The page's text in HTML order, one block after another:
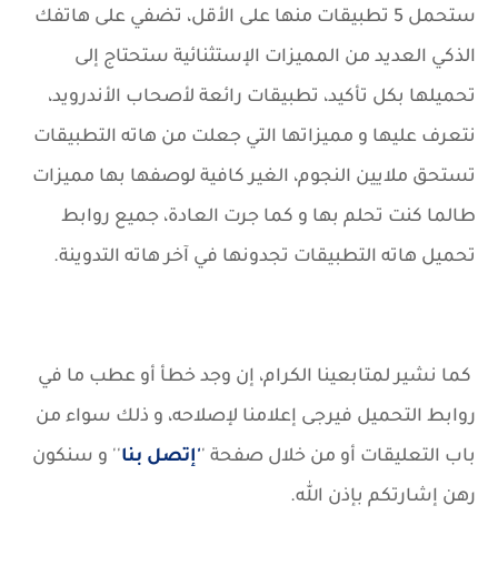
ستحمل 5 تطبيقات منها على الأقل، تضفي على هاتفك
الذكي العديد من المميزات الإستثنائية ستحتاج إلى
تحميلها بكل تأكيد، تطبيقات رائعة لأصحاب الأندرويد،
نتعرف عليها و مميزاتها التي جعلت من هاته التطبيقات
تستحق ملايين النجوم، الغير كافية لوصفها بها مميزات
طالما كنت تحلم بها و كما جرت العادة، جميع روابط
تحميل هاته التطبيقات تجدونها في آخر هاته التدوينة.
كما نشير لمتابعينا الكرام، إن وجد خطأ أو عطب ما في
روابط التحميل فيرجى إعلامنا لإصلاحه، و ذلك سواء من
باب التعليقات أو من خلال صفحة ''إتصل بنا'' و سنكون
رهن إشارتكم بإذن الله.